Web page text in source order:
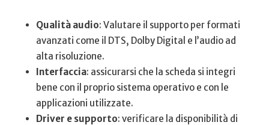
Qualità audio: Valutare il supporto per formati
avanzati come il‌ DTS, Dolby Digital⁢ e l’audio ad
alta risoluzione.
Interfaccia: assicurarsi che la scheda si integri
bene con il proprio sistema operativo ⁤e con le
applicazioni utilizzate.
Driver e supporto: verificare la disponibilità di